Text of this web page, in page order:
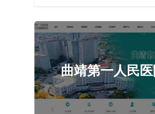
曲靖第一人民